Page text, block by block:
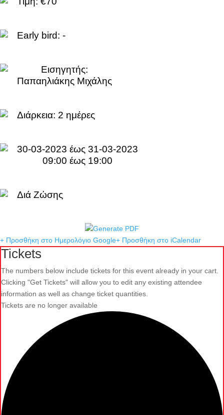
Early bird: -
Εισηγητής:
Παπαηλιάκης Μιχάλης
Διάρκεια: 2 ημέρες
30-03-2023 έως 31-03-2023
09:00 έως 19:00
Διά Ζώσης
+ Προσθήκη στο Ημερολόγιο Google+ Προσθήκη στο iCalendar
Tickets
The numbers below include tickets for this event already in your cart.
Clicking "Get Tickets" will allow you to edit any existing attendee
information as well as change ticket quantities.
Tickets are no longer available